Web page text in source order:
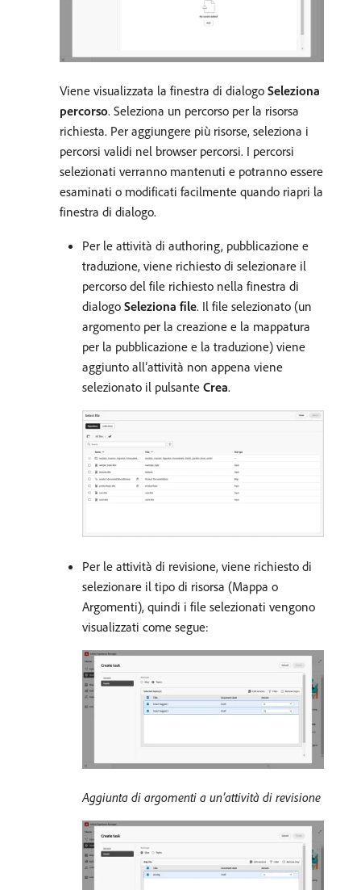
Viene visualizzata la finestra di dialogo Seleziona
percorso. Seleziona un percorso per la risorsa
richiesta. Per aggiungere più risorse, seleziona i
percorsi validi nel browser percorsi. I percorsi
selezionati verranno mantenuti e potranno essere
esaminati o modificati facilmente quando riapri la
finestra di dialogo.
Per le attività di authoring, pubblicazione e
traduzione, viene richiesto di selezionare il
percorso del file richiesto nella finestra di
dialogo Seleziona file. Il file selezionato (un
argomento per la creazione e la mappatura
per la pubblicazione e la traduzione) viene
aggiunto all’attività non appena viene
selezionato il pulsante Crea.
Per le attività di revisione, viene richiesto di
selezionare il tipo di risorsa (Mappa o
Argomenti), quindi i file selezionati vengono
visualizzati come segue:
Aggiunta di argomenti a un’attività di revisione